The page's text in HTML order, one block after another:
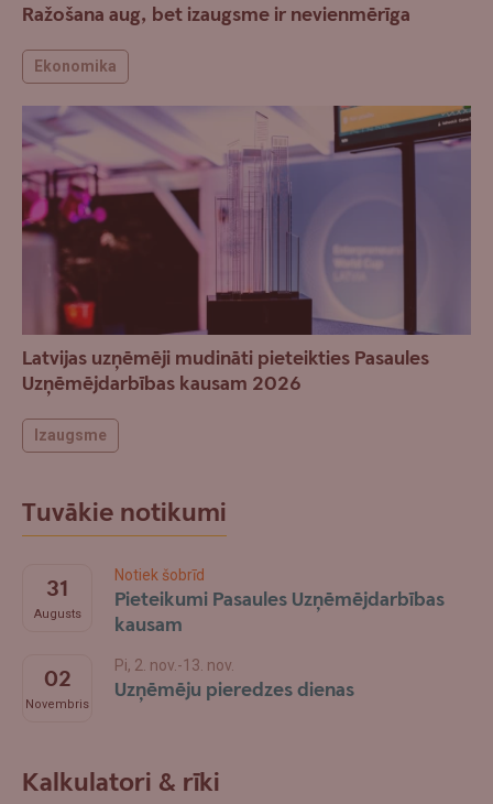
Ražošana aug, bet izaugsme ir nevienmērīga
Ekonomika
Latvijas uzņēmēji mudināti pieteikties Pasaules
Uzņēmējdarbības kausam 2026
Izaugsme
Tuvākie notikumi
31
Augusts
Notiek šobrīd
Pieteikumi Pasaules Uzņēmējdarbības
kausam
02
Novembris
Pi, 2. nov.-13. nov.
Uzņēmēju pieredzes dienas
Kalkulatori & rīki